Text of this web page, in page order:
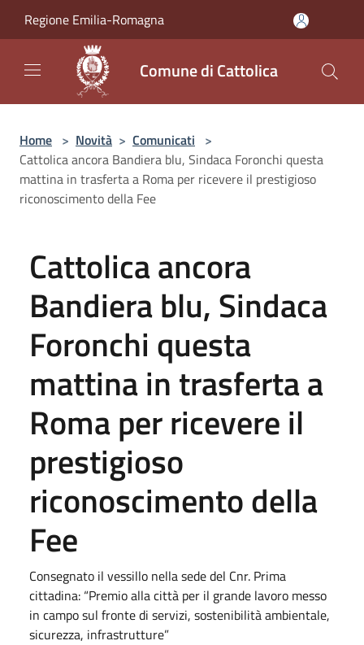
Regione Emilia-Romagna
Comune di Cattolica
Home > Novità > Comunicati >
Cattolica ancora Bandiera blu, Sindaca Foronchi questa
mattina in trasferta a Roma per ricevere il prestigioso
riconoscimento della Fee
Cattolica ancora
Bandiera blu, Sindaca
Foronchi questa
mattina in trasferta a
Roma per ricevere il
prestigioso
riconoscimento della
Fee
Consegnato il vessillo nella sede del Cnr. Prima
cittadina: “Premio alla città per il grande lavoro messo
in campo sul fronte di servizi, sostenibilità ambientale,
sicurezza, infrastrutture”